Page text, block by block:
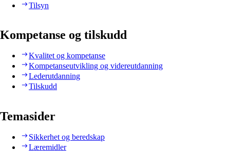
Tilsyn
Kompetanse og tilskudd
Kvalitet og kompetanse
Kompetanseutvikling og videreutdanning
Lederutdanning
Tilskudd
Temasider
Sikkerhet og beredskap
Læremidler